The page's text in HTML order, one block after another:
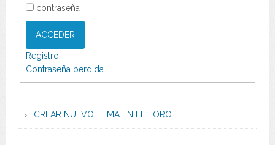
contraseña
ACCEDER
Registro
Contraseña perdida
CREAR NUEVO TEMA EN EL FORO